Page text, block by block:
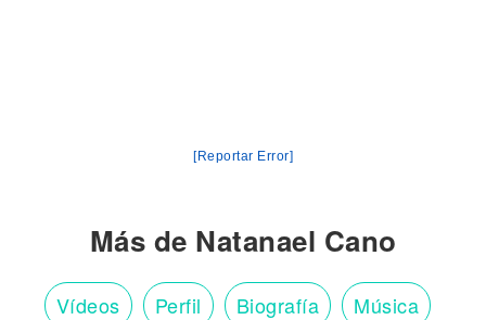
[Reportar Error]
Más de Natanael Cano
Vídeos Perfil Biografía Música